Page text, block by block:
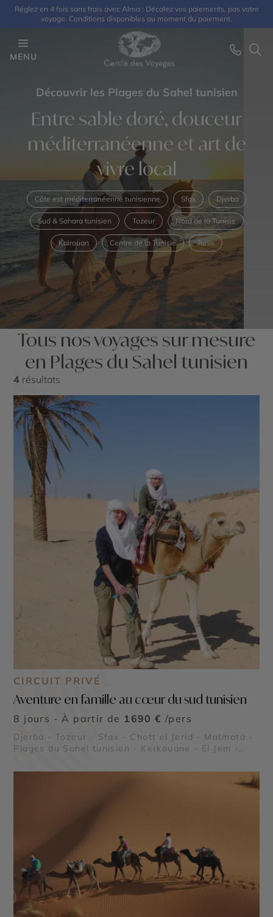
Réglez en 4 fois sans frais avec Alma : Décalez vos paiements, pas votre
voyage. Conditions disponibles au moment du paiement.
MENU
Découvrir les Plages du Sahel tunisien
Entre sable doré, douceur
méditerranéenne et art de
vivre local
Côte est méditerranéenne tunisienne Sfax Djerba
Sud & Sahara tunisien Tozeur Nord de la Tunisie
Kairouan Centre de la Tunisie Tunis
Tous nos voyages sur mesure
en Plages du Sahel tunisien
4 résultats
CIRCUIT PRIVÉ
Aventure en famille au cœur du sud tunisien
8 jours - À partir de 1690 € /pers
Djerba - Tozeur - Sfax - Chott el Jerid - Matmata -
Plages du Sahel tunisien - Kerkouane - El Jem -